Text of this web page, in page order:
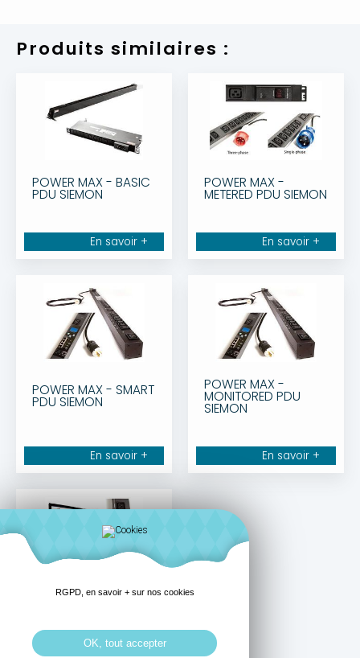
Produits similaires :
POWER MAX - BASIC
PDU SIEMON
En savoir +
POWER MAX -
METERED PDU SIEMON
En savoir +
POWER MAX - SMART
PDU SIEMON
En savoir +
POWER MAX -
MONITORED PDU
SIEMON
En savoir +
POWER MAX -
RGPD, en savoir + sur nos cookies
OK, tout accepter